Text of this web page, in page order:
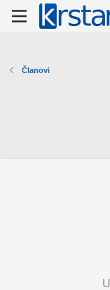
Članovi